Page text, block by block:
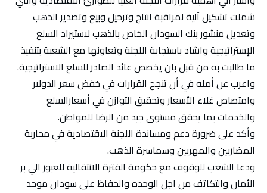
شملت تشكيل آلية لمراقبة انتاج وترحيل وبيع وتصدير الذهب
وتعديل منشور بنك السودان الخاص بالذهب لاستيراد السلع
الإستراتيجية واشاد باستجابة اللجنة وتعاونها مع الشعبة بتنفيذ
ما طالبت به من قبل بان يخصص عائد الصادر للسلع الاستراتيجية.
واعرب عن أمله في أن تنجح القرارات في خفض سعر الدولار
وامتصاص غلاء الأسعار وتحقيق التوازن في أسعارالسلع
والخدمات بما يحقق مستوى جيد من الرضا للمواطن.
وأكد على ضرورة دعم ومساندة اللجنة الاقتصادية في محاربة
المضاربين والمهربين وسماسرة الذهب.
ودعا الشعب للوقوف مع حكومة الفترة الانتقالية للعبور الي بر
الأمان والتكاتف من اجل الوحده والحفاظ على سودان موحد